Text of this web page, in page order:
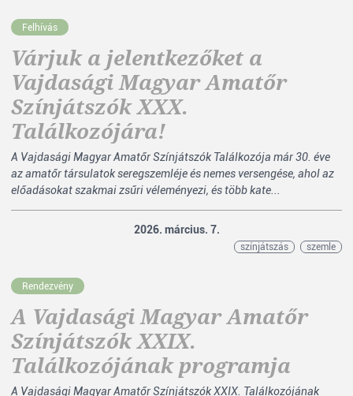
Felhívás
Várjuk a jelentkezőket a
Vajdasági Magyar Amatőr
Színjátszók XXX.
Találkozójára!
A Vajdasági Magyar Amatőr Színjátszók Találkozója már 30. éve
az amatőr társulatok seregszemléje és nemes versengése, ahol az
előadásokat szakmai zsűri véleményezi, és több kate...
2026. március. 7.
színjátszás szemle
Rendezvény
A Vajdasági Magyar Amatőr
Színjátszók XXIX.
Találkozójának programja
A Vajdasági Magyar Amatőr Színjátszók XXIX. Találkozójának